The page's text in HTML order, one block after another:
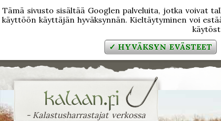
Tämä sivusto sisältää Googlen palveluita, jotka voivat
käyttöön käyttäjän hyväksynnän. Kieltäytyminen voi
✓ HYVÄKSYN EVÄSTEET
- Kalastusharrastajat verkossa